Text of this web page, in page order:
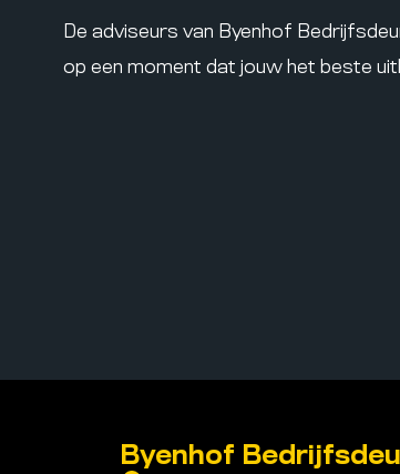
De adviseurs van Byenhof
op een moment dat jouw het beste
Byenhof